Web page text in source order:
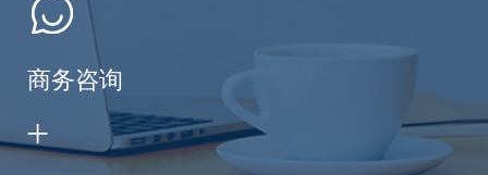
商务咨询